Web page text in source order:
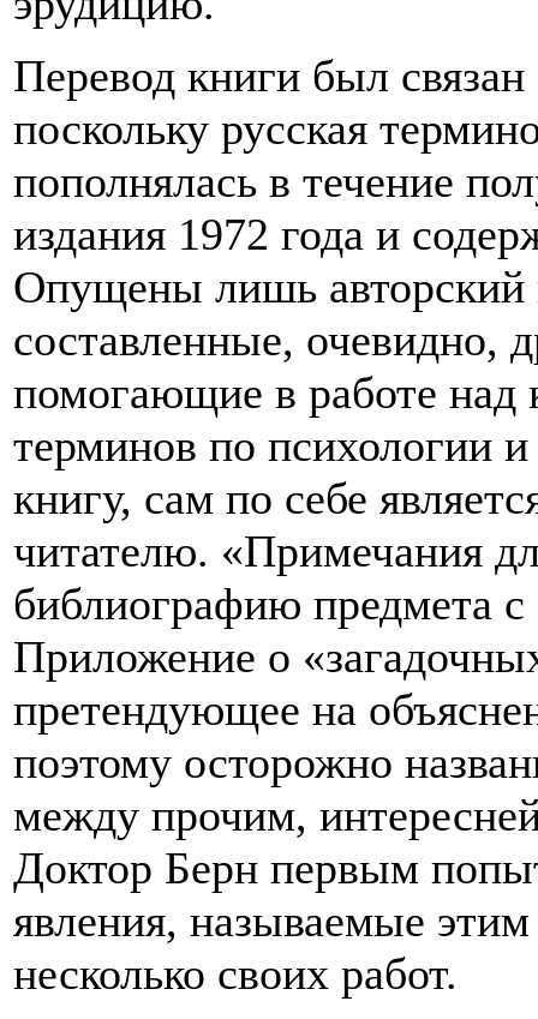
Перевод книги был
поскольку русская
пополнялась в течение
издания 1972 года и
Опущены лишь авторский
составленные, очевидно,
помогающие в работе над
терминов по психологии
книгу, сам по себе
читателю. «Примечания
библиографию предмета
Приложение о
претендующее на
поэтому осторожно
между прочим,
Доктор Берн первым
явления, называемые
несколько своих работ.